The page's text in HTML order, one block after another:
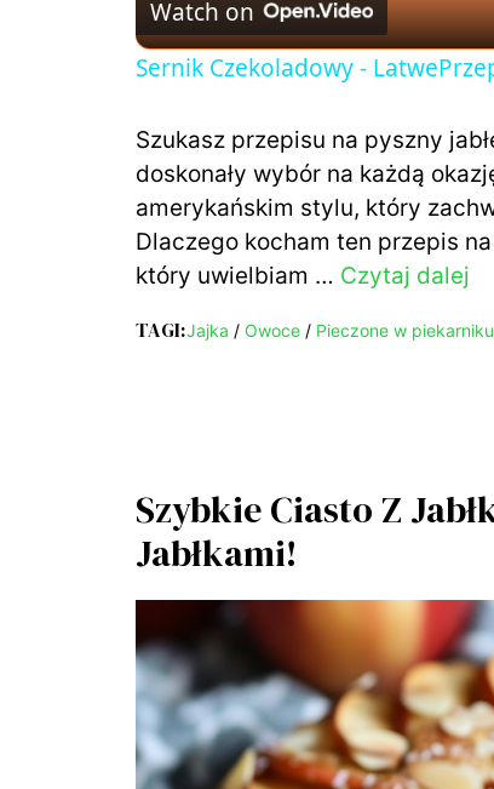
Watch on
Sernik Czekoladowy -
Szukasz przepisu na pyszny
doskonały wybór na każdą
amerykańskim stylu, który
Dlaczego kocham ten przepis
który uwielbiam … Czytaj dalej
TAGI:Jajka / Owoce/ Pieczone w piekarniku
Szybkie Ciasto Z
Jabłkami!